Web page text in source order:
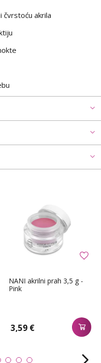
čvrstoću akrila
NANI akrilni prah 3,5 g -
Pink
3,59 €